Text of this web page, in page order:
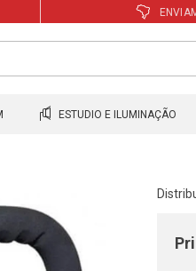
ESTUDIO E ILUMINAÇÃO